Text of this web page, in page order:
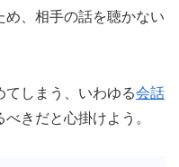
、相手の話を聴かない
しまう、いわゆる会話
きだと心掛けよう。